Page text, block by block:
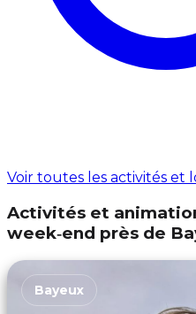
Voir toutes les activités et
Activités et
week‑end près de
Bayeux